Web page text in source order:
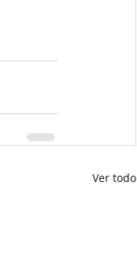
Ver todo